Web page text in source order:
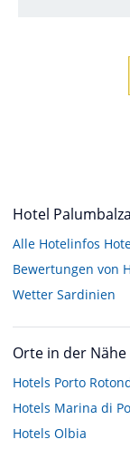
Hotel
Alle Hotelinfos
Bewertungen von
Wetter Sardinien
Orte in der Nähe
Hotels Porto
Hotels Marina di
Hotels Olbia